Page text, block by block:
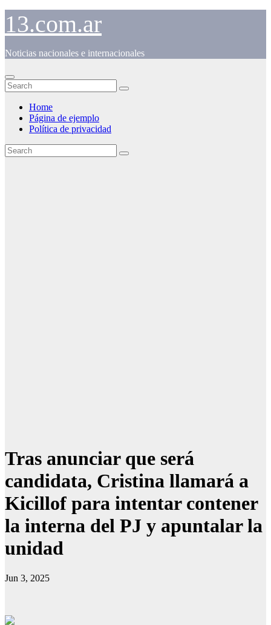
Skip
content
13.com.ar
Noticias nacionales e internacionales
Home
Página de ejemplo
Política de privacidad
Tras anunciar que será
candidata, Cristina llamará a
Kicillof para intentar contener
la interna del PJ y apuntalar la
unidad
Jun 3, 2025